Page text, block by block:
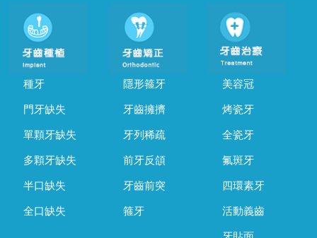
種牙
門牙缺失
單顆牙缺失
多顆牙缺失
半口缺失
全口缺失
隱形箍牙
牙齒擁擠
牙列稀疏
前牙反頜
牙齒前突
箍牙
美容冠
烤瓷牙
全瓷牙
氟斑牙
四環素牙
活動義齒